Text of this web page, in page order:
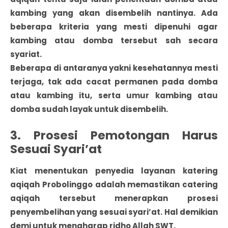
kambing yang akan disembelih nantinya. Ada
beberapa kriteria yang mesti dipenuhi agar
kambing atau domba tersebut sah secara
syariat.
Beberapa di antaranya yakni kesehatannya mesti
terjaga, tak ada cacat permanen pada domba
atau kambing itu, serta umur kambing atau
domba sudah layak untuk disembelih.
3. Prosesi Pemotongan Harus
Sesuai Syari’at
Kiat menentukan penyedia layanan katering
aqiqah Probolinggo adalah memastikan catering
aqiqah tersebut menerapkan prosesi
penyembelihan yang sesuai syari’at. Hal demikian